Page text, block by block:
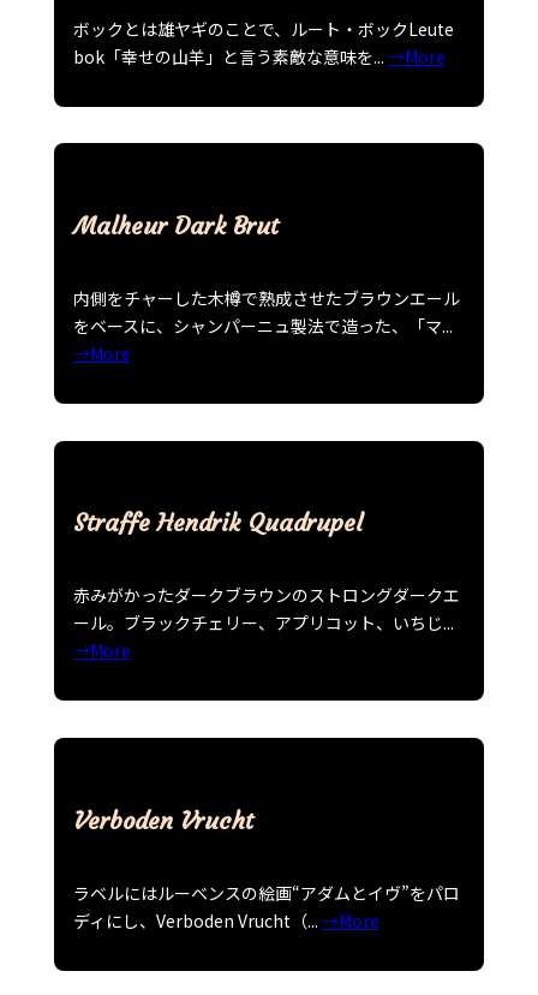
ボックとは雄ヤギのことで、ルート・ボックLeute
bok「幸せの山羊」と言う素敵な意味を... →More
Malheur Dark Brut
内側をチャーした木樽で熟成させたブラウンエール
をベースに、シャンパーニュ製法で造った、「マ...
→More
Straffe Hendrik Quadrupel
赤みがかったダークブラウンのストロングダークエ
ール。ブラックチェリー、アプリコット、いちじ...
→More
Verboden Vrucht
ラベルにはルーベンスの絵画“アダムとイヴ”をパロ
ディにし、Verboden Vrucht（... →More